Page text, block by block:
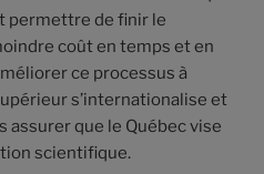
permettre de finir le
coût en temps et en
ce processus à
s’internationalise et
assurer que le Québec vise
scientifique.